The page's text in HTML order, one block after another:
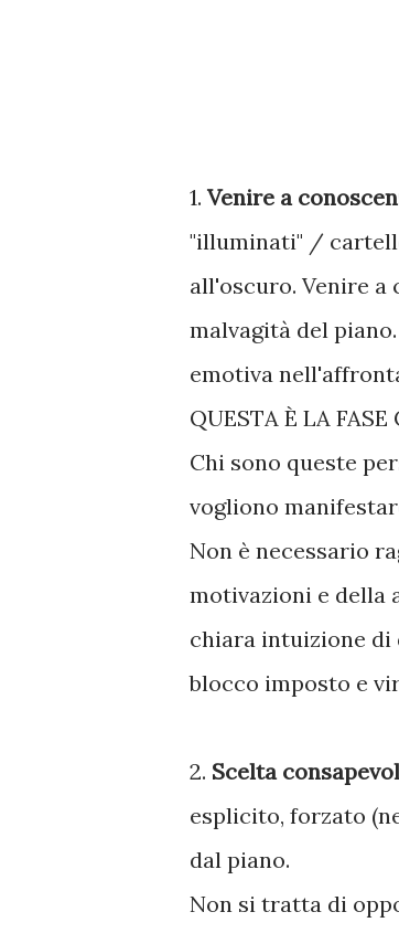
1. Venire a
"illuminati" /
all'oscuro. Venire a
malvagità del
emotiva
QUESTA È LA FASE
Chi sono queste
vogliono
Non è necessario
motivazioni e della
chiara intuizione di
blocco imposto e
2. Scelta
esplicito, forzato
dal piano.
Non si tratta di